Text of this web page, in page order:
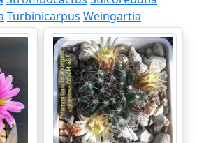
Turbinicarpus Weingartia